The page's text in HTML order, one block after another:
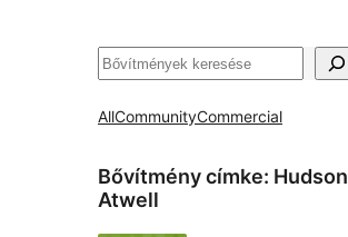
Keresés
AllCommunityCommercial
Bővítmény címke: Hudson
Atwell